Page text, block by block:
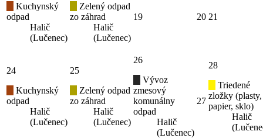
Kuchynský
odpad
Halič
(Lučenec)
Zelený odpad
zo záhrad
Halič
(Lučenec)
19 20 21
24
Kuchynský
odpad
Halič
(Lučenec)
25
Zelený odpad
zo záhrad
Halič
(Lučenec)
26
Vývoz
zmesový
komunálny
odpad
Halič
(Lučenec)
27
28
Triedené
zložky (plasty,
papier, sklo)
Halič